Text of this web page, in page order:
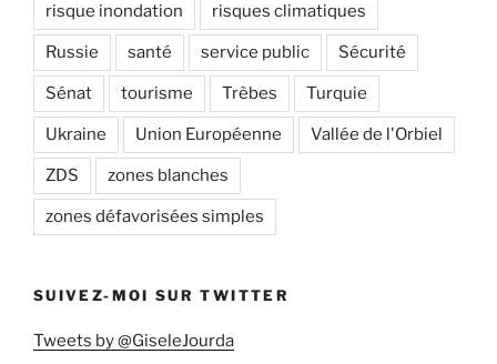
risque inondation risques climatiques
Russie santé service public Sécurité
Sénat tourisme Trèbes Turquie
Ukraine Union Européenne Vallée de l'Orbiel
ZDS zones blanches
zones défavorisées simples
SUIVEZ-MOI SUR TWITTER
Tweets by @GiseleJourda